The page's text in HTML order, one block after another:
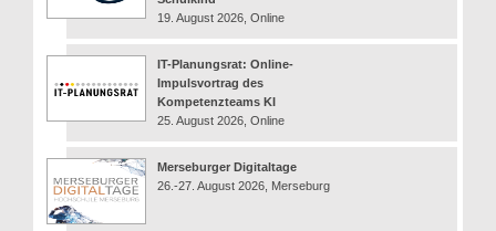
19. August 2026, Online
IT-Planungsrat: Online-
Impulsvortrag des
Kompetenzteams KI
25. August 2026, Online
Merseburger Digitaltage
26.-27. August 2026, Merseburg